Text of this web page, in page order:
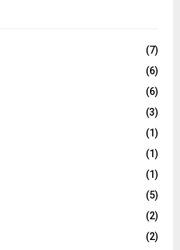
(7)
(6)
(6)
(3)
(1)
(1)
(1)
(5)
(2)
(2)